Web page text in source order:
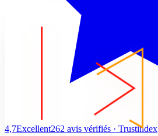
4,7Excellent262 avis vérifiés · Trustindex